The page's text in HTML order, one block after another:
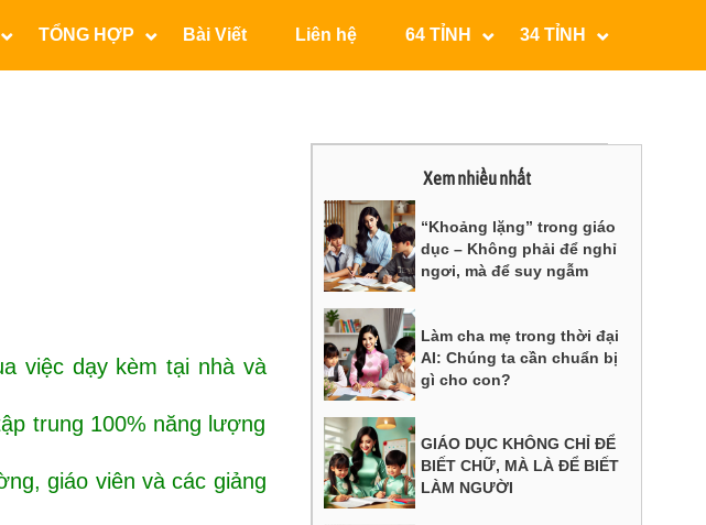
TỔNG HỢP Bài Viết Liên hệ 64 TỈNH 34 TỈNH
việc dạy kèm tại nhà và
trung 100% năng lượng
giáo viên và các giảng
Xem nhiều nhất
“Khoảng lặng” trong giáo
dục – Không phải để nghỉ
ngơi, mà để suy ngẫm
Làm cha mẹ trong thời đại
AI: Chúng ta cần chuẩn bị
gì cho con?
GIÁO DỤC KHÔNG CHỈ ĐỂ
BIẾT CHỮ, MÀ LÀ ĐỂ BIẾT
LÀM NGƯỜI